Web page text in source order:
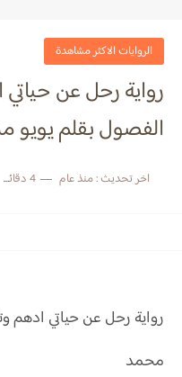
الروايات الاكثر مشاهدة
رواية رحل عن
الفصول بقلم يويو
اخر تحديث :منذ عام 4 دقائق للقراءة
رواية رحل عن حياتي ادهم
محمد